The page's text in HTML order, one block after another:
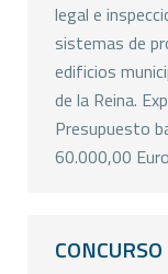
legal e
sistemas de
edificios
de la Reina.
Presupuesto
60.000,00